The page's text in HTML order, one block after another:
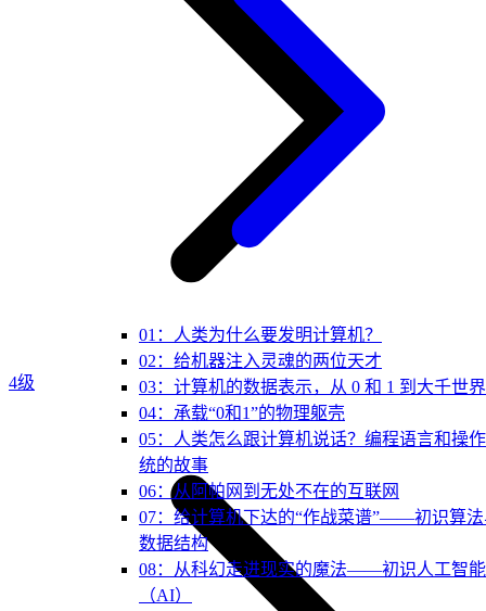
01：人类为什么要发明计算机？
02：给机器注入灵魂的两位天才
03：计算机的数据表示，从 0 和 1 到大千世界
04：承载“0和1”的物理躯壳
05：人类怎么跟计算机说话？编程语言和操
统的故事
06：从阿帕网到无处不在的互联网
07：给计算机下达的“作战菜谱”——初识算
数据结构
08：从科幻走进现实的魔法——初识人工智能
（AI）
4级